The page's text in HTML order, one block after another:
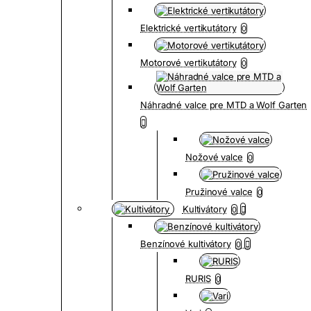
Elektrické vertikutátory 0
Motorové vertikutátory 0
Náhradné valce pre MTD a Wolf Garten
Nožové valce 0
Pružinové valce 0
Kultivátory 0
Benzínové kultivátory 0
RURIS 0